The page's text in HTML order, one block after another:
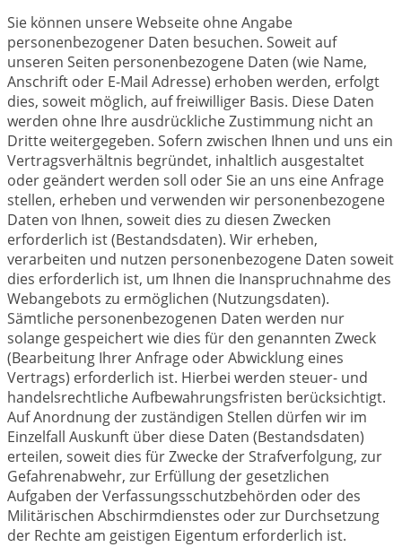
Sie können unsere Webseite ohne Angabe
personenbezogener Daten besuchen. Soweit auf
unseren Seiten personenbezogene Daten (wie Name,
Anschrift oder E-Mail Adresse) erhoben werden, erfolgt
dies, soweit möglich, auf freiwilliger Basis. Diese Daten
werden ohne Ihre ausdrückliche Zustimmung nicht an
Dritte weitergegeben. Sofern zwischen Ihnen und uns ein
Vertragsverhältnis begründet, inhaltlich ausgestaltet
oder geändert werden soll oder Sie an uns eine Anfrage
stellen, erheben und verwenden wir personenbezogene
Daten von Ihnen, soweit dies zu diesen Zwecken
erforderlich ist (Bestandsdaten). Wir erheben,
verarbeiten und nutzen personenbezogene Daten soweit
dies erforderlich ist, um Ihnen die Inanspruchnahme des
Webangebots zu ermöglichen (Nutzungsdaten).
Sämtliche personenbezogenen Daten werden nur
solange gespeichert wie dies für den genannten Zweck
(Bearbeitung Ihrer Anfrage oder Abwicklung eines
Vertrags) erforderlich ist. Hierbei werden steuer- und
handelsrechtliche Aufbewahrungsfristen berücksichtigt.
Auf Anordnung der zuständigen Stellen dürfen wir im
Einzelfall Auskunft über diese Daten (Bestandsdaten)
erteilen, soweit dies für Zwecke der Strafverfolgung, zur
Gefahrenabwehr, zur Erfüllung der gesetzlichen
Aufgaben der Verfassungsschutzbehörden oder des
Militärischen Abschirmdienstes oder zur Durchsetzung
der Rechte am geistigen Eigentum erforderlich ist.